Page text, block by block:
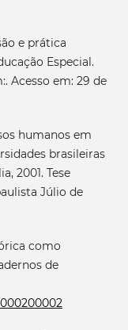
e prática
Especial.
Acesso em: 29 de
humanos em
brasileiras
2001. Tese
Júlio de
como
de